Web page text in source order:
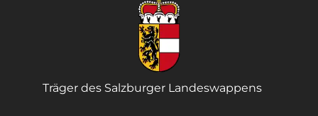
Träger des Salzburger Landeswappens